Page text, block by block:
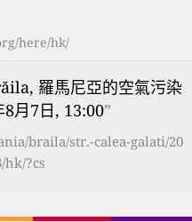
here/hk/
羅馬尼亞的空氣污染
月7日, 13:00”
braila/str.-calea-galati/20
hk/?cs